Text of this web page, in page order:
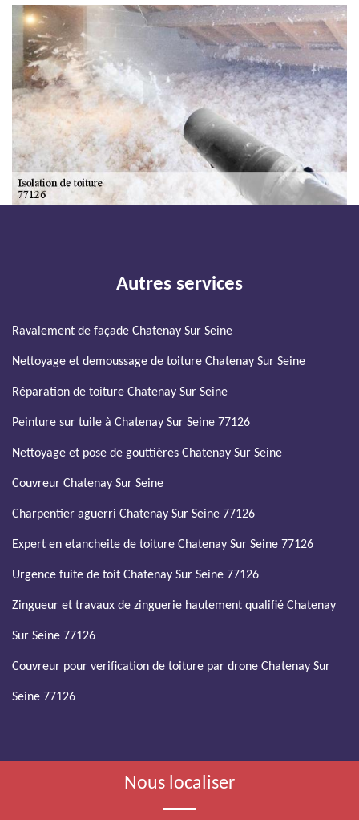
Autres services
Ravalement de façade Chatenay Sur Seine
Nettoyage et demoussage de toiture Chatenay Sur Seine
Réparation de toiture Chatenay Sur Seine
Peinture sur tuile à Chatenay Sur Seine 77126
Nettoyage et pose de gouttières Chatenay Sur Seine
Couvreur Chatenay Sur Seine
Charpentier aguerri Chatenay Sur Seine 77126
Expert en etancheite de toiture Chatenay Sur Seine 77126
Urgence fuite de toit Chatenay Sur Seine 77126
Zingueur et travaux de zinguerie hautement qualifié Chatenay
Sur Seine 77126
Couvreur pour verification de toiture par drone Chatenay Sur
Seine 77126
Nous localiser